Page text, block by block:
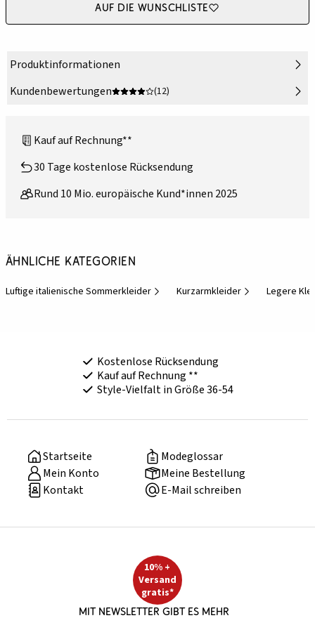
Auf die Wunschliste
Produktinformationen
Kundenbewertungen
(12)
Kauf auf Rechnung**
30 Tage kostenlose Rücksendung
Rund 10 Mio. europäische Kund*innen 2025
Ähnliche Kategorien
Luftige italienische Sommerkleider Kurzarmkleider Legere
Kostenlose Rücksendung
Kauf auf Rechnung **
Style-Vielfalt in Größe 36-54
Startseite
Modeglossar
Mein Konto
Meine Bestellung
Kontakt
E-Mail schreiben
10% +
Versand
gratis*
Mit Newsletter gibt es mehr